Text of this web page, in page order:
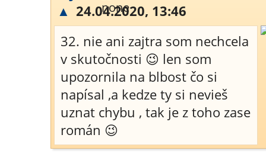
▲ 24.04.2020, 13:46
32. nie ani zajtra som nechcela
v skutočnosti 😉 len som
upozornila na blbost čo si
napísal ,a kedze ty si nevieš
uznat chybu , tak je z toho zase
román 😉